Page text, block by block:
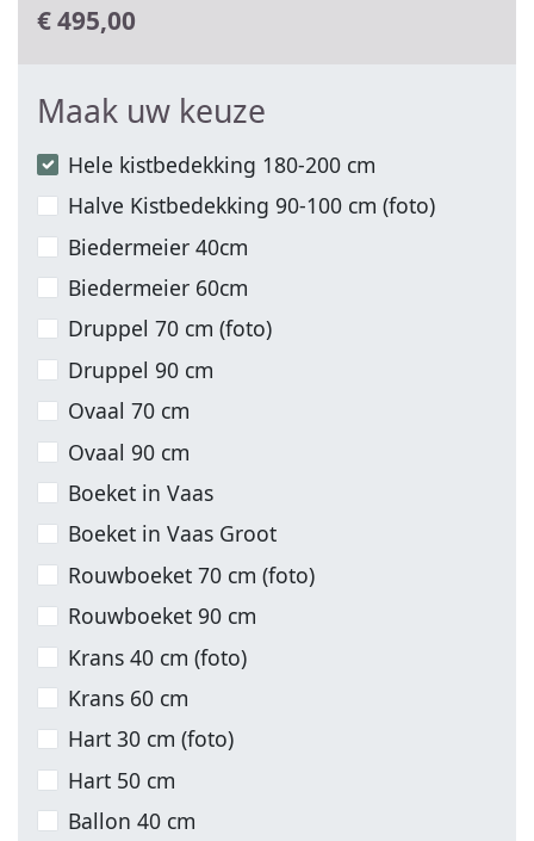
€495,00
Maak uw keuze
Hele kistbedekking 180-200 cm
Halve Kistbedekking 90-100 cm (foto)
Biedermeier 40cm
Biedermeier 60cm
Druppel 70 cm (foto)
Druppel 90 cm
Ovaal 70 cm
Ovaal 90 cm
Boeket in Vaas
Boeket in Vaas Groot
Rouwboeket 70 cm (foto)
Rouwboeket 90 cm
Krans 40 cm (foto)
Krans 60 cm
Hart 30 cm (foto)
Hart 50 cm
Ballon 40 cm